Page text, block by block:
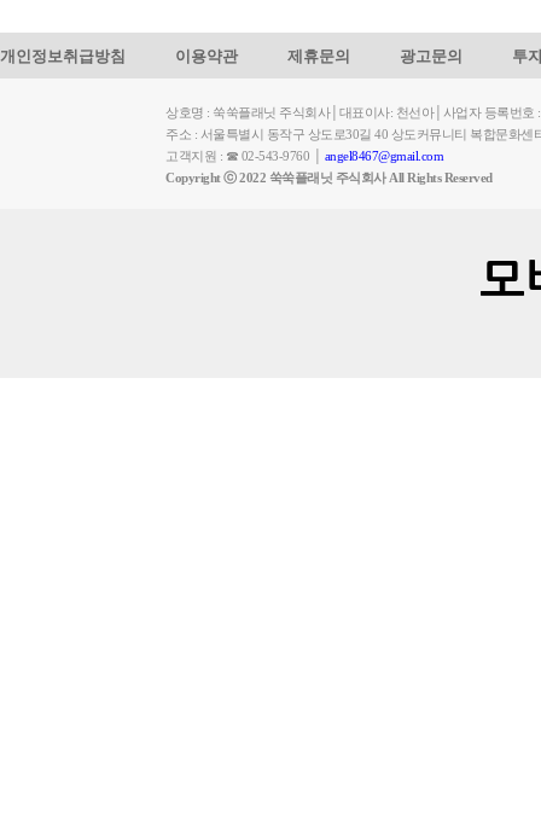
개인정보취급방침 이용약관 제휴문의 광고문의 투
상호명 : 쑥쑥플래닛 주식회사│대표이사: 천선아│사업자 등록번호
주소 : 서울특별시 동작구 상도로30길 40 상도커뮤니티 복합문화
고객지원 : ☎ 02-543-9760 │ angel8467@gmail.com
Copyright ⓒ 2022 쑥쑥플래닛 주식회사 All Rights Reserved
모